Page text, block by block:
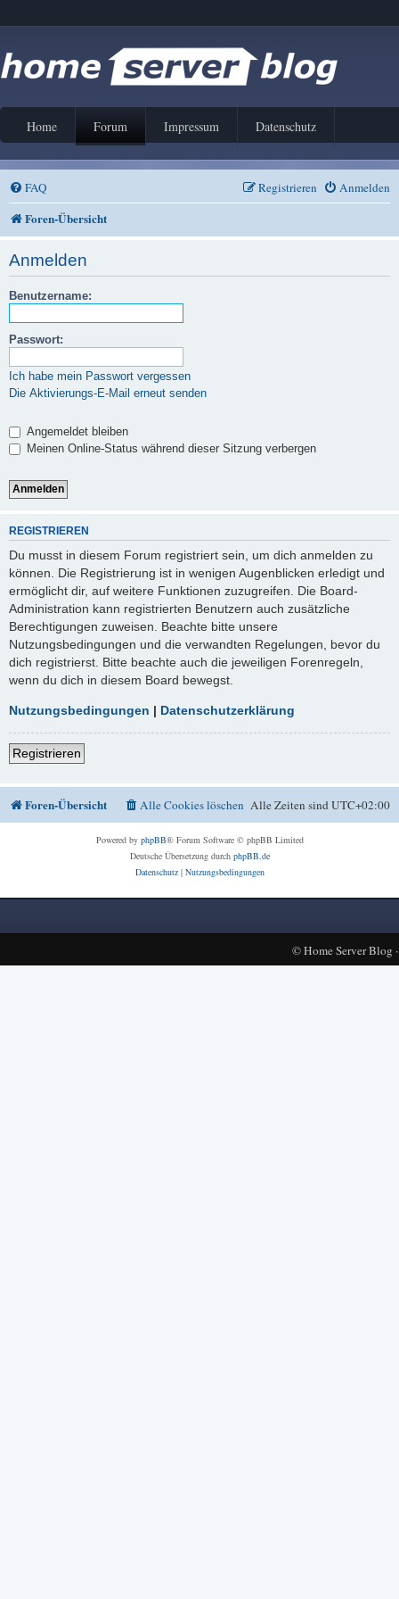
Home Forum Impressum Datenschutz
FAQ Anmelden
Registrieren
Foren-Übersicht
Anmelden
Benutzername:
Passwort:
Ich habe mein Passwort vergessen
Die Aktivierungs-E-Mail erneut senden
Angemeldet bleiben
Meinen Online-Status während dieser Sitzung verbergen
REGISTRIEREN
Du musst in diesem Forum registriert sein, um dich anmelden zu
können. Die Registrierung ist in wenigen Augenblicken erledigt und
ermöglicht dir, auf weitere Funktionen zuzugreifen. Die Board-
Administration kann registrierten Benutzern auch zusätzliche
Berechtigungen zuweisen. Beachte bitte unsere
Nutzungsbedingungen und die verwandten Regelungen, bevor du
dich registrierst. Bitte beachte auch die jeweiligen Forenregeln,
wenn du dich in diesem Board bewegst.
Nutzungsbedingungen | Datenschutzerklärung
Registrieren
Foren-Übersicht Alle Zeiten sindUTC+02:00
Alle Cookies löschen
Powered by phpBB® Forum Software © phpBB Limited
Deutsche Übersetzung durch phpBB.de
Datenschutz| Nutzungsbedingungen
©Home Server Blog